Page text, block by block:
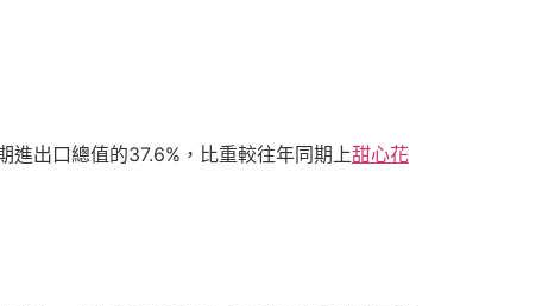
進出口總值的37.6%，比重較往年同期上甜心花